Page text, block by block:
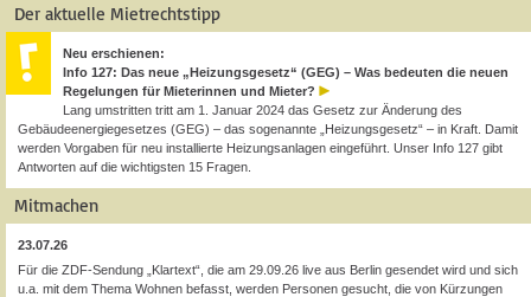
Der aktuelle Mietrechtstipp
Neu erschienen:
Info 127: Das neue „Heizungsgesetz“ (GEG) – Was bedeuten die neuen
Regelungen für Mieterinnen und Mieter?
Lang umstritten tritt am 1. Januar 2024 das Gesetz zur Änderung des
Gebäudeenergiegesetzes (GEG) – das sogenannte „Heizungsgesetz“ – in Kraft. Damit
werden Vorgaben für neu installierte Heizungsanlagen eingeführt. Unser Info 127 gibt
Antworten auf die wichtigsten 15 Fragen.
Mitmachen
23.07.26
Für die ZDF-Sendung „Klartext“, die am 29.09.26 live aus Berlin gesendet wird und sich
u.a. mit dem Thema Wohnen befasst, werden Personen gesucht, die von Kürzungen